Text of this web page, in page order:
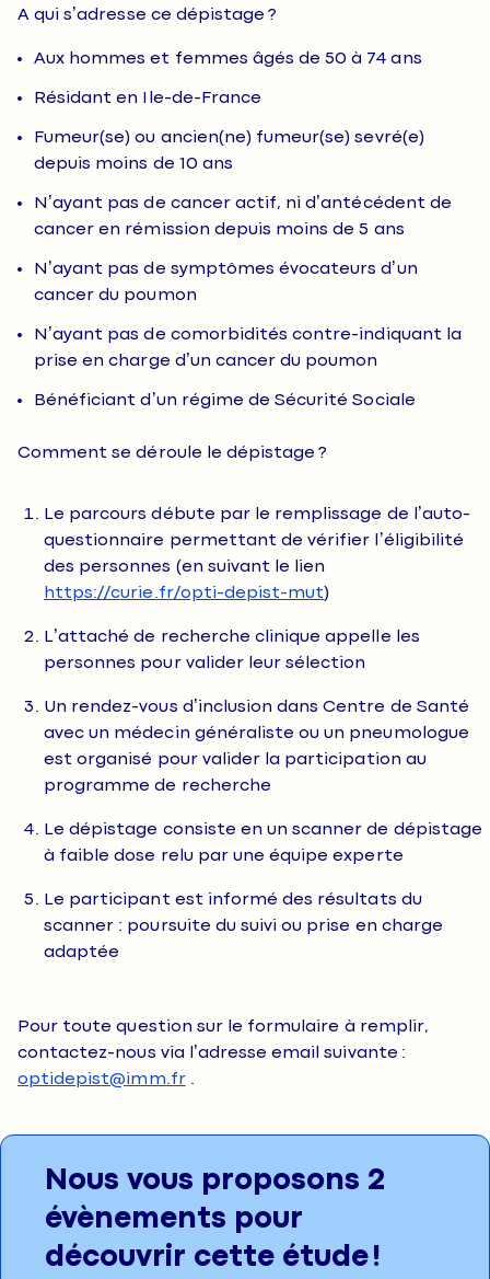
A qui s’adresse ce dépistage ?
Aux hommes et femmes âgés de 50 à 74 ans
Résidant en Ile-de-France
Fumeur(se) ou ancien(ne) fumeur(se) sevré(e)
depuis moins de 10 ans
N’ayant pas de cancer actif, ni d’antécédent de
cancer en rémission depuis moins de 5 ans
N’ayant pas de symptômes évocateurs d’un
cancer du poumon
N’ayant pas de comorbidités contre-indiquant la
prise en charge d’un cancer du poumon
Bénéficiant d’un régime de Sécurité Sociale
Comment se déroule le dépistage ?
Le parcours débute par le remplissage de l’auto-
questionnaire permettant de vérifier l’éligibilité
des personnes (en suivant le lien
https://curie.fr/opti-depist-mut)
L’attaché de recherche clinique appelle les
personnes pour valider leur sélection
Un rendez-vous d’inclusion dans Centre de Santé
avec un médecin généraliste ou un pneumologue
est organisé pour valider la participation au
programme de recherche
Le dépistage consiste en un scanner de dépistage
à faible dose relu par une équipe experte
Le participant est informé des résultats du
scanner : poursuite du suivi ou prise en charge
adaptée
Pour toute question sur le formulaire à remplir,
contactez-nous via l’adresse email suivante :
optidepist@imm.fr.
Nous vous proposons 2
évènements pour
découvrir cette étude !